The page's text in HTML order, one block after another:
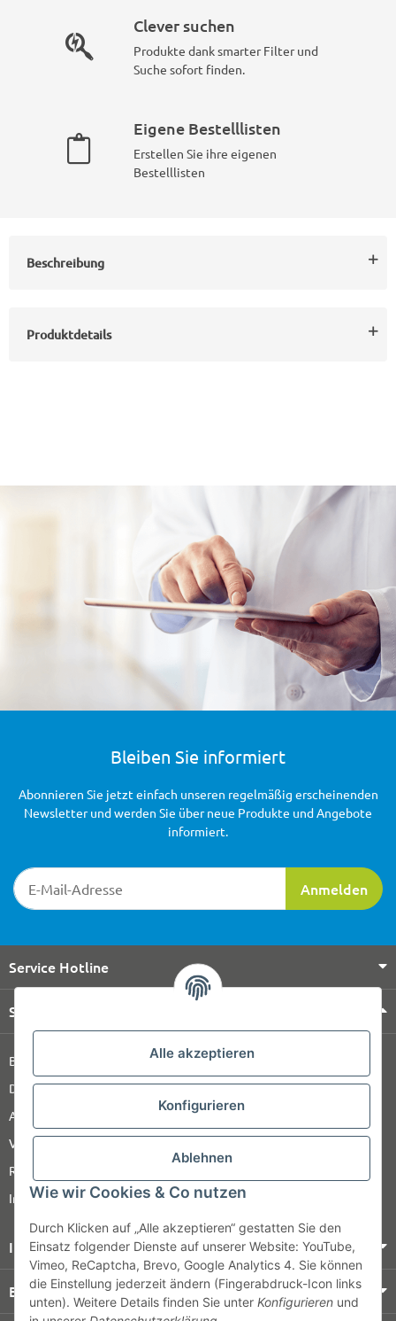
Alle akzeptieren
Konfigurieren
Ablehnen
Wie wir Cookies & Co nutzen
Durch Klicken auf „Alle akzeptieren“ gestatten Sie den
Einsatz folgender Dienste auf unserer Website: YouTube,
Vimeo, ReCaptcha, Brevo, Google Analytics 4. Sie können
die Einstellung jederzeit ändern (Fingerabdruck-Icon links
unten). Weitere Details finden Sie unter Konfigurieren und
Clever suchen
Produkte dank smarter Filter und
Suche sofort finden.
Eigene Bestelllisten
Erstellen Sie ihre eigenen
Bestelllisten
Beschreibung
Produktdetails
Bleiben Sie informiert
Newsletter-Registrierung
Anmelden
Abonnieren Sie jetzt einfach unseren regelmäßig erscheinenden
Newsletter und werden Sie über neue Produkte und Angebote
informiert.
Service Hotline
Shop Service
Barrierefreiheitserklärung
Datenschutz
AGB
Versandinformationen
Retour
Impressum
Informationen
Bezahlung & Versand